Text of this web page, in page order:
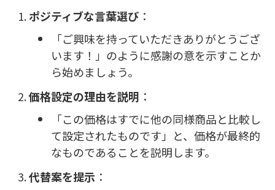
ポジティブな言葉選び ：
「ご興味を持っていただきありがとうござ
います！」のように感謝の意を示すことか
ら始めましょう。
価格設定の理由を説明 ：
「この価格はすでに他の同様商品と比較し
て設定されたものです」と、価格が最終的
なものであることを説明します。
代替案を提示 ：